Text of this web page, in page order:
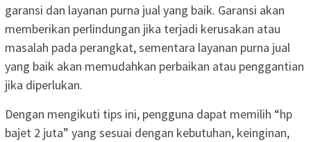
garansi dan layanan purna jual yang baik. Garansi akan
memberikan perlindungan jika terjadi kerusakan atau
masalah pada perangkat, sementara layanan purna jual
yang baik akan memudahkan perbaikan atau penggantian
jika diperlukan.
Dengan mengikuti tips ini, pengguna dapat memilih “hp
bajet 2 juta” yang sesuai dengan kebutuhan, keinginan,